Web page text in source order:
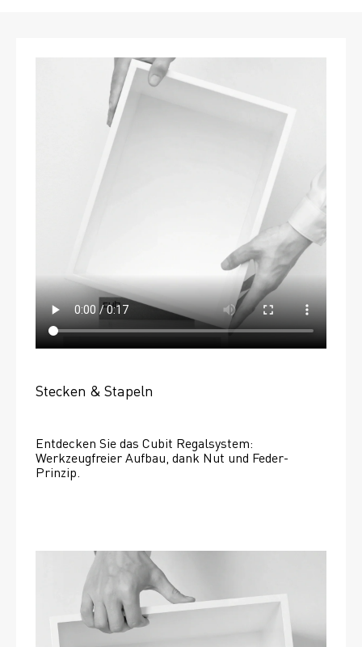
Stecken & Stapeln
Entdecken Sie das Cubit Regalsystem:
Werkzeugfreier Aufbau, dank Nut und Feder-
Prinzip.